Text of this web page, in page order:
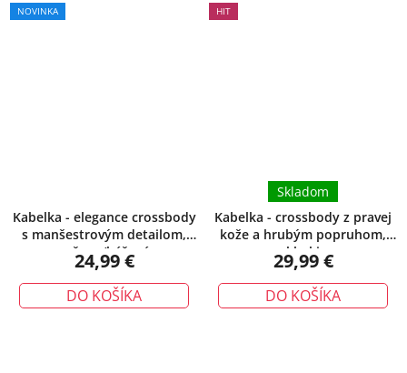
NOVINKA
Kabelka - elegance crossbody
s manšestrovým detailom,
ružovo/béžová
24,99 €
DO KOŠÍKA
HIT
Kabelka - crossbody z pravej
kože a hrubým popruhom,
khaki
Skladom
29,99 €
DO KOŠÍKA